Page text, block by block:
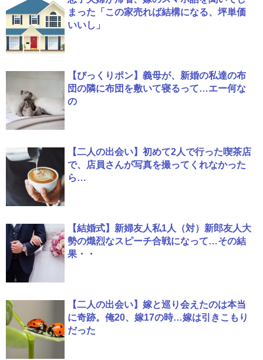
まった「この家売れば結構になる、坪単価
いいし」
【びっくりポン】義母が、新婚の私達の布
団の隣に布団を敷いて寝るって…エー何な
の
【二人の出会い】初めて2人で行った喫茶店
で、店員さんが写真を撮ってくれなかった
ら…
【結婚式】新婦友人私1人（対）新郎友人大
勢の熾烈なスピーチ合戦になって…その結
果・・
【二人の出会い】嫁と巡り会えたのは本当
に奇跡。俺20、嫁17の時…嫁は引きこもり
だった